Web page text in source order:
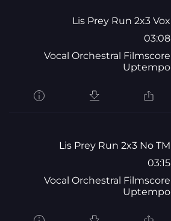
Lis Prey Run 2x3 Vox
03:08
Vocal Orchestral Filmscore
Uptempo
Lis Prey Run 2x3 No TM
03:15
Vocal Orchestral Filmscore
Uptempo